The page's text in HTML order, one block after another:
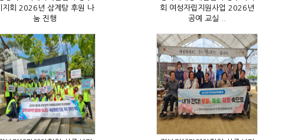
눔 진행 공예 교실 ..